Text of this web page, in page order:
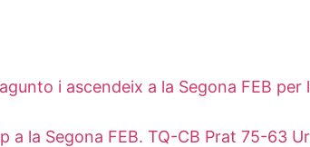
i ascendeix a la Segona FEB
la Segona FEB. TQ-CB Prat 75-63